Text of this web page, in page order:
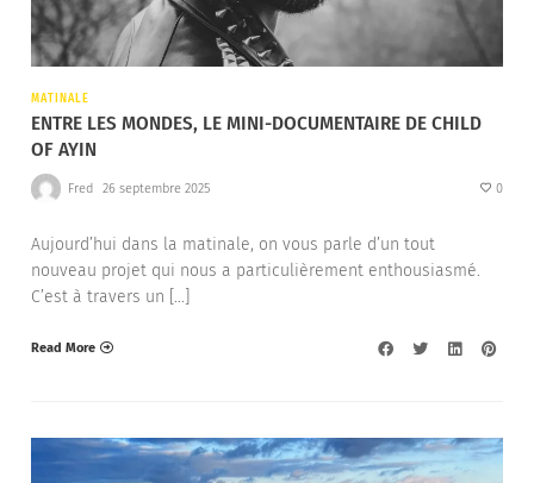
MATINALE
ENTRE LES MONDES, LE MINI-DOCUMENTAIRE DE CHILD
OF AYIN
Fred 26 septembre 2025 0
Aujourd’hui dans la matinale, on vous parle d’un tout
nouveau projet qui nous a particulièrement enthousiasmé.
C’est à travers un […]
Read More